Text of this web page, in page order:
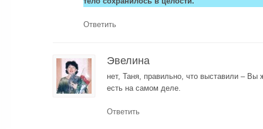
Ответить
Эвелина
нет, Таня, правильно, что выставили – Вы
есть на самом деле.
Ответить